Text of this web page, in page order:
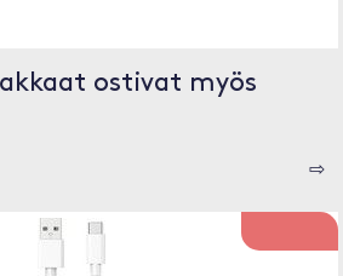
ostivat myös
⇨